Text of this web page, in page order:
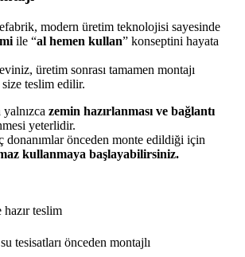
modern üretim teknolojisi sayesinde
ile “al hemen kullan” konseptini hayata
üretim sonrası tamamen montajı
size teslim edilir.
zemin hazırlanması ve bağlantı
yeterlidir.
önceden monte edildiği için
kullanmaya başlayabilirsiniz.
teslim
tesisatları önceden montajlı